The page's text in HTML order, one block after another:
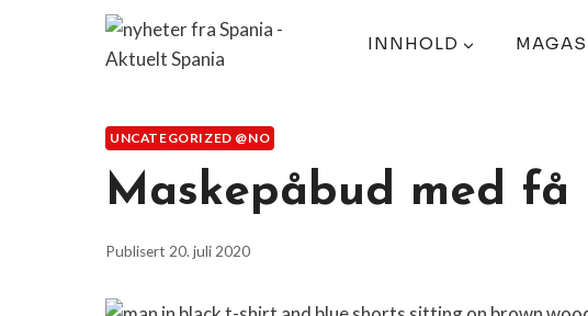
INNHOLD
UNCATEGORIZED @NO
Maskepåbud med få
Publisert 20. juli 2020